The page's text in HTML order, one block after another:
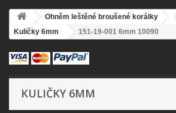
Ohněm leštěné broušené korálky
Kuličky 6mm
151-19-001 6mm 10090
KULIČKY 6MM